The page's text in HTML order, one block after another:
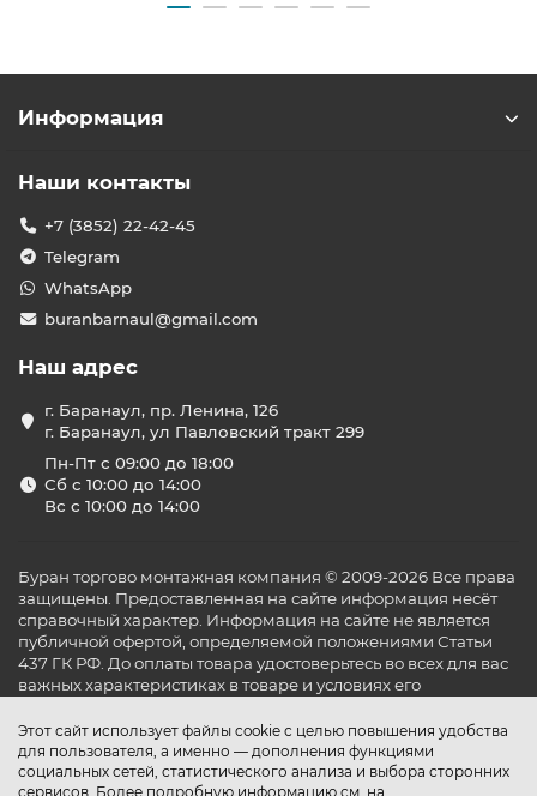
Этот сайт использует файлы cookie с целью повышения удобства
для пользователя, а именно — дополнения функциями
социальных сетей, статистического анализа и выбора сторонних
сервисов. Более подробную информацию см. на
Информация
Наши контакты
+7 (3852) 22-42-45
Telegram
WhatsApp
buranbarnaul@gmail.com
Наш адрес
г. Баранаул, пр. Ленина, 126
г. Баранаул, ул Павловский тракт 299
Пн-Пт с 09:00 до 18:00
Сб с 10:00 до 14:00
Вс с 10:00 до 14:00
Буран торгово монтажная компания © 2009-2026 Все права
защищены. Предоставленная на сайте информация несёт
справочный характер. Информация на сайте не является
публичной офертой, определяемой положениями Статьи
437 ГК РФ. До оплаты товара удостоверьтесь во всех для вас
важных характеристиках в товаре и условиях его